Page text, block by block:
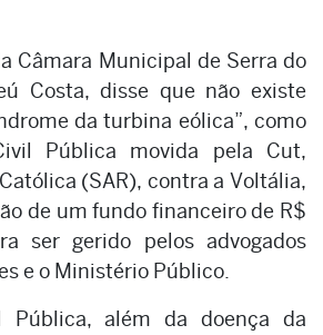
Câmara Municipal de Serra do
Costa, disse que não existe
da turbina eólica”, como
Pública movida pela Cut,
(SAR), contra a Voltália,
de um fundo financeiro de R$
ser gerido pelos advogados
e o Ministério Público.
Pública, além da doença da